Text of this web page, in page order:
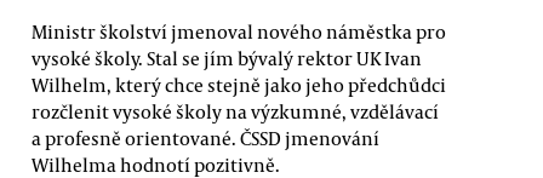
Ministr školství jmenoval nového náměstka pro
vysoké školy. Stal se jím bývalý rektor UK Ivan
Wilhelm, který chce stejně jako jeho předchůdci
rozčlenit vysoké školy na výzkumné, vzdělávací
a profesně orientované. ČSSD jmenování
Wilhelma hodnotí pozitivně.